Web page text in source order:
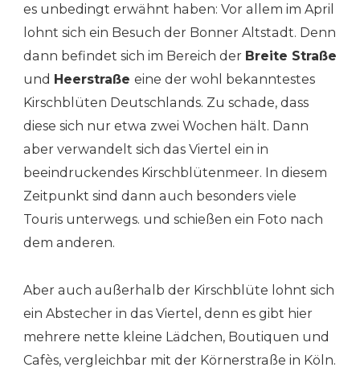
es unbedingt erwähnt haben: Vor allem im April
lohnt sich ein Besuch der Bonner Altstadt. Denn
dann befindet sich im Bereich der Breite Straße
und Heerstraße eine der wohl bekanntestes
Kirschblüten Deutschlands. Zu schade, dass
diese sich nur etwa zwei Wochen hält. Dann
aber verwandelt sich das Viertel ein in
beeindruckendes Kirschblütenmeer. In diesem
Zeitpunkt sind dann auch besonders viele
Touris unterwegs. und schießen ein Foto nach
dem anderen.
Aber auch außerhalb der Kirschblüte lohnt sich
ein Abstecher in das Viertel, denn es gibt hier
mehrere nette kleine Lädchen, Boutiquen und
Cafès, vergleichbar mit der Körnerstraße in Köln.